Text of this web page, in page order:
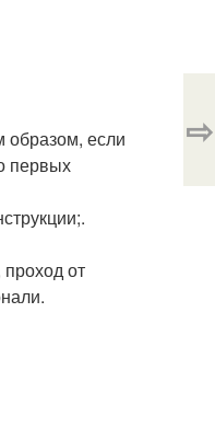
образом, если
первых
от
⇨